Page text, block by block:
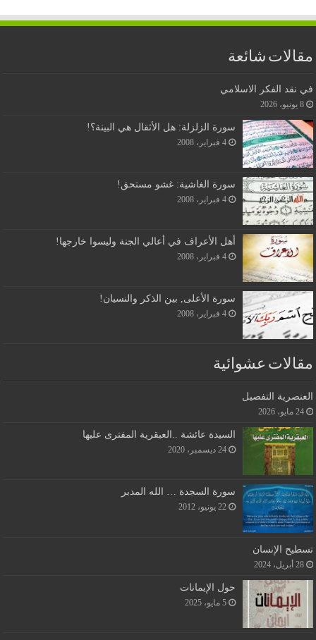
مقالات شائعة
في نقد الفكر الاسلامي
8 يونيو، 2026
سورة الزلزلة: هل الأثقال هي البينة؟!
4 فبراير، 2008
سورة الغاشية: غشو مستحق!
4 فبراير، 2008
أهل الأعراف في أعالي الجنة وليسوا خارجها!
4 فبراير، 2008
سورة الأعلى, بين الذكر والنسيان!
4 فبراير، 2008
مقالات عشوائية
العنصرية التفصيل
24 مايو، 2026
السيدة عائشة ..العبقرية المفترى عليها
24 ديسمبر، 2020
سورة السجدة … الله المدبر
22 يونيو، 2012
تسطيح الإنسان
28 أبريل، 2024
حول الإيمانات
5 مايو، 2025